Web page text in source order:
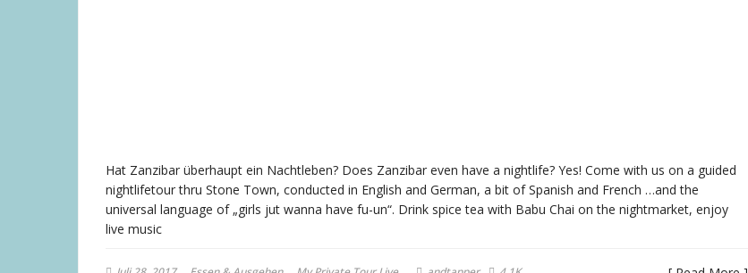
Hat Zanzibar überhaupt ein Nachtleben? Does Zanzibar even have a nightlife? Yes! Come with us on a guided
nightlifetour thru Stone Town, conducted in English and German, a bit of Spanish and French …and the
universal language of „girls jut wanna have fu-un“. Drink spice tea with Babu Chai on the nightmarket, enjoy
live music